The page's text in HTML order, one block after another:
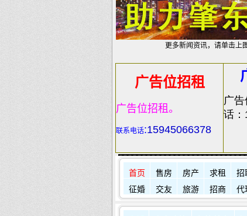
更多新闻资讯，请单击上
广告位招租
广告位招租。
联系电话:15945066378
广
话：
首页 售房 房产 求租 招
征婚
交友 旅游 招商 代